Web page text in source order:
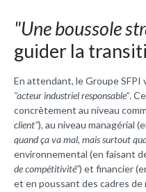
"Une boussole
guider la
En attendant, le Groupe
"acteur industriel responsable".
concrètement au niveau
client"), au niveau managérial
quand ça va mal, mais surtout
environnemental (en faisant
de compétitivité") et financier
et en poussant des cadres de